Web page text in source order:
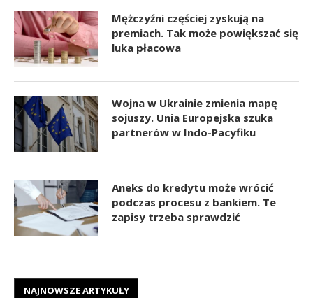
Mężczyźni częściej zyskują na
premiach. Tak może powiększać się
luka płacowa
Wojna w Ukrainie zmienia mapę
sojuszy. Unia Europejska szuka
partnerów w Indo-Pacyfiku
Aneks do kredytu może wrócić
podczas procesu z bankiem. Te
zapisy trzeba sprawdzić
NAJNOWSZE ARTYKUŁY